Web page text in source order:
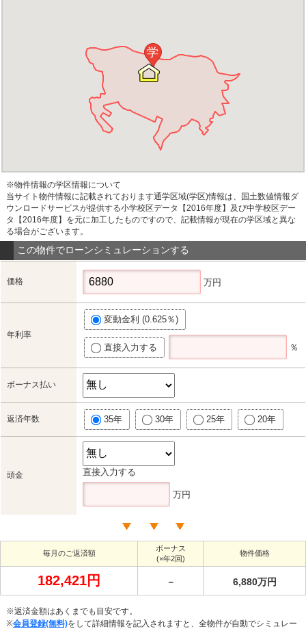
学
※物件情報の学区情報について
当サイト物件情報に記載されております通学区域(学区)情報は、国土数値情報ダ
ウンロードサービスが提供する小学校区データ【2016年度】及び中学校区デー
タ【2016年度】を元に加工したものですので、記載情報が現在の学区域と異な
る場合がございます。
この物件でローンシミュレーションする
価格 万円
年利率
変動金利 (0.625％)
直接入力する ％
ボーナス払い
返済年数 35年 30年 25年 20年
頭金 直接入力する
万円
毎月のご返済額
ボーナス
(×年2回)
物件価格
182,421円 － 6,880万円
※返済金額はあくまでも目安です。
※会員登録(無料)をして詳細情報を記入されますと、全物件が自動でシミュレー